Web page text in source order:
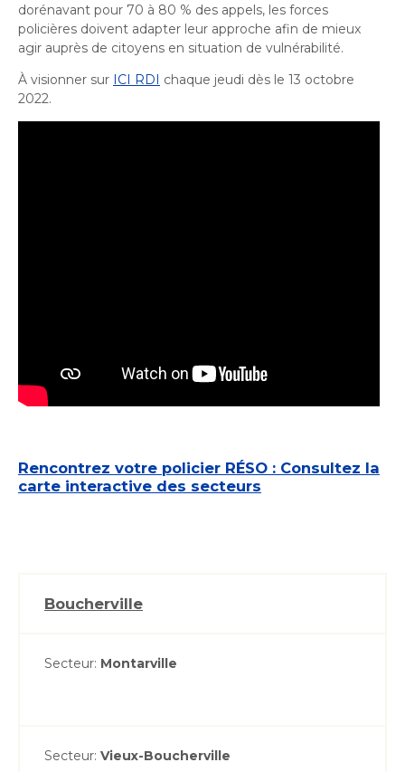
dorénavant pour 70 à 80 % des appels, les forces
policières doivent adapter leur approche afin de mieux
agir auprès de citoyens en situation de vulnérabilité.
À visionner sur ICI RDI chaque jeudi dès le 13 octobre
2022.
Rencontrez votre policier RÉSO : Consultez la
carte interactive des secteurs
Boucherville
Secteur: Montarville
Secteur: Vieux-Boucherville